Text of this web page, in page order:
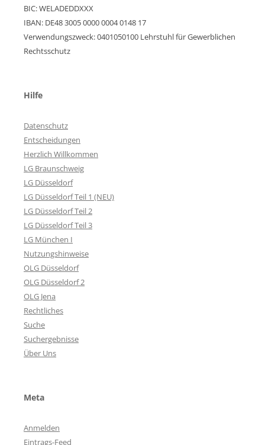
BIC: WELADEDDXXX
IBAN: DE48 3005 0000 0004 0148 17
Verwendungszweck: 0401050100 Lehrstuhl für Gewerblichen
Rechtsschutz
Hilfe
Datenschutz
Entscheidungen
Herzlich Willkommen
LG Braunschweig
LG Düsseldorf
LG Düsseldorf Teil 1 (NEU)
LG Düsseldorf Teil 2
LG Düsseldorf Teil 3
LG München I
Nutzungshinweise
OLG Düsseldorf
OLG Düsseldorf 2
OLG Jena
Rechtliches
Suche
Suchergebnisse
Über Uns
Meta
Anmelden
Eintrags-Feed